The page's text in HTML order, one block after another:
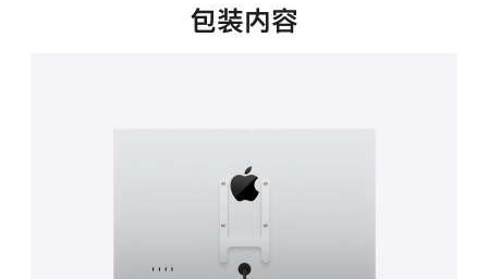
中
包装内容